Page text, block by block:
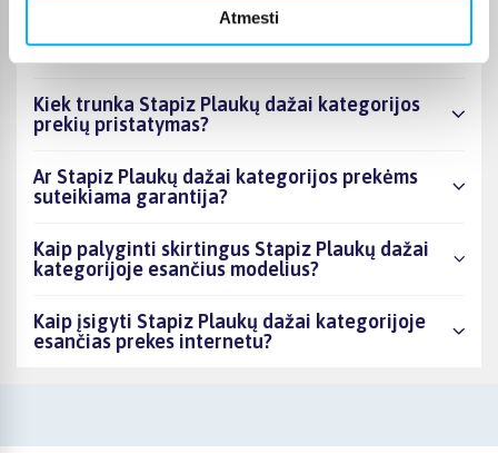
Atmesti
Ar BIGBOX.LT galima rasti akcijų Stapiz Plaukų
dažai kategorijoje?
Kiek trunka Stapiz Plaukų dažai kategorijos
prekių pristatymas?
Ar Stapiz Plaukų dažai kategorijos prekėms
suteikiama garantija?
Kaip palyginti skirtingus Stapiz Plaukų dažai
kategorijoje esančius modelius?
Kaip įsigyti Stapiz Plaukų dažai kategorijoje
esančias prekes internetu?